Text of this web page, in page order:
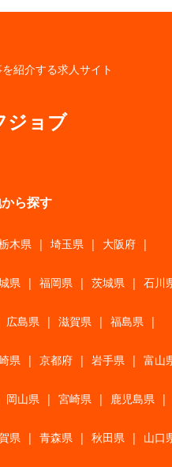
紹介する求人サイト
ジョブ
ら探す
木県 | 埼玉県 | 大阪府 |
県 | 福岡県 | 茨城県 | 石川
広島県 | 滋賀県 | 福島県 |
県 | 京都府 | 岩手県 | 富山
岡山県 | 宮崎県 | 鹿児島県 |
県 | 青森県 | 秋田県 | 山口